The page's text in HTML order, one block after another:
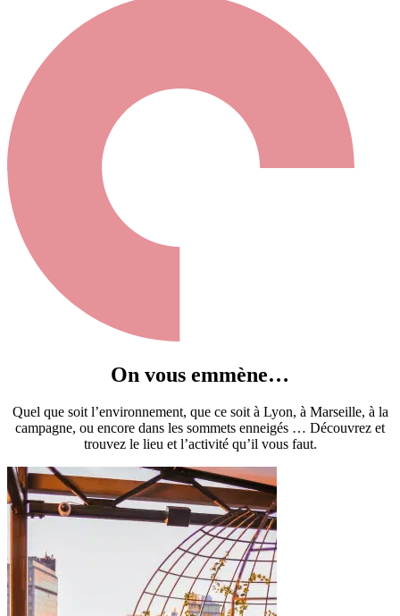
On vous emmène…
Quel que soit l’environnement, que ce soit à Lyon, à Marseille, à la
campagne, ou encore dans les sommets enneigés … Découvrez et
trouvez le lieu et l’activité qu’il vous faut.